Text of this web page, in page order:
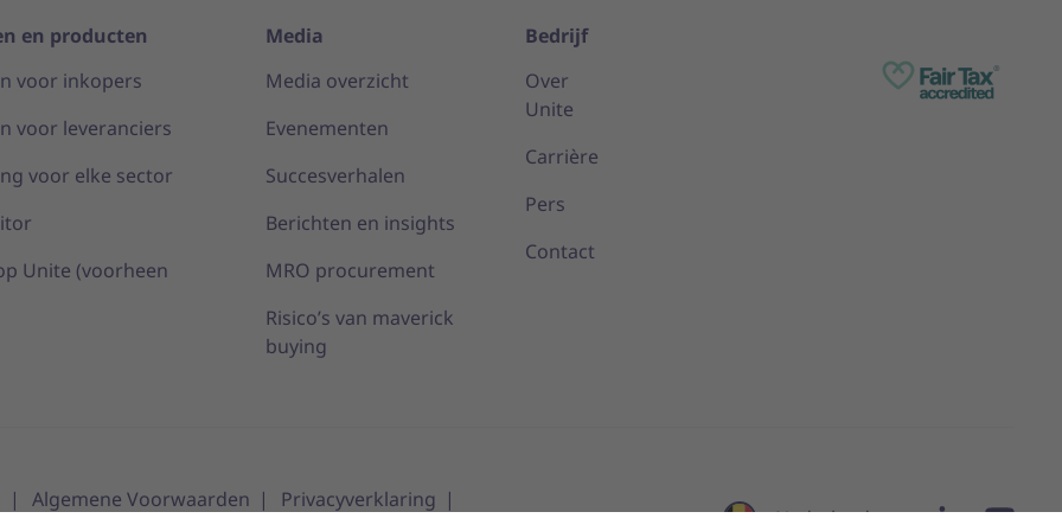
en producten
voor inkopers
voor leveranciers
voor elke sector
Unite (voorheen
Media
Media overzicht
Evenementen
Succesverhalen
Berichten en insights
MRO procurement
Risico’s van maverick
buying
Bedrijf
Over
Unite
Carrière
Pers
Contact
Algemene Voorwaarden
Privacyverklaring
Nederlands